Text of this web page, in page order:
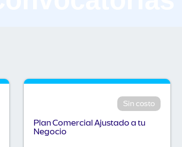
Sin costo
Plan Comercial Ajustado a tu
Negocio